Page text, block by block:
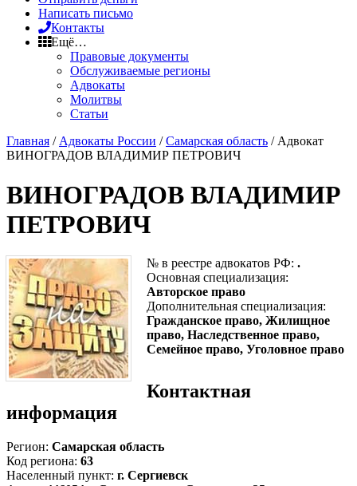
Написать письмо
Контакты
Ещё…
Правовые документы
Обслуживаемые регионы
Адвокаты
Молитвы
Статьи
Главная / Адвокаты России /Самарская область / Адвокат
ВИНОГРАДОВ ВЛАДИМИР ПЕТРОВИЧ
ВИНОГРАДОВ ВЛАДИМИР
ПЕТРОВИЧ
№ в реестре адвокатов РФ: .
Основная специализация:
Авторское право
Дополнительная специализация:
Гражданское право, Жилищное
право, Наследственное право,
Семейное право, Уголовное право
Контактная
информация
Регион: Самарская область
Код региона: 63
Населенный пункт: г. Сергиевск